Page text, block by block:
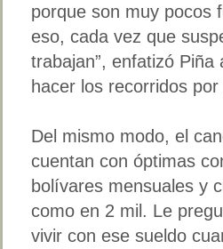
porque son muy pocos
eso, cada vez que
trabajan”, enfatizó
hacer los recorridos
Del mismo modo, el
cuentan con óptimas
bolívares mensuales y
como en 2 mil. Le
vivir con ese sueldo